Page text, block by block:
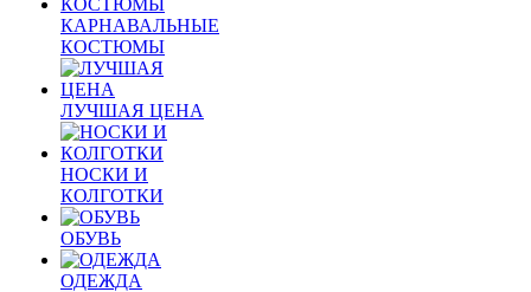
КАРНАВАЛЬНЫЕ
КОСТЮМЫ
ЛУЧШАЯ ЦЕНА
НОСКИ И
КОЛГОТКИ
ОБУВЬ
ОДЕЖДА